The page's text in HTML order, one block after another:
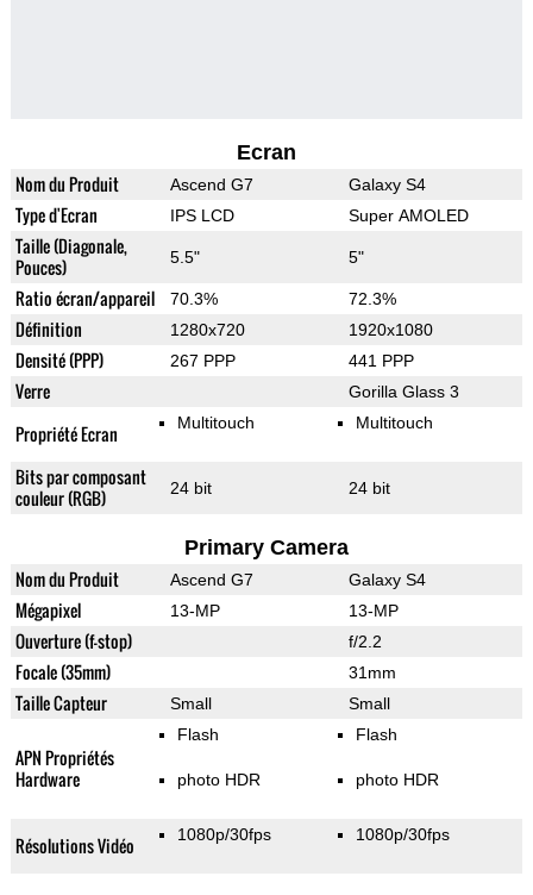
Ecran
Nom du Produit Ascend G7 Galaxy S4
Type d'Ecran IPS LCD Super AMOLED
Taille (Diagonale,
Pouces)
5.5" 5"
Ratio écran/appareil 70.3% 72.3%
Définition 1280x720 1920x1080
Densité (PPP) 267 PPP 441 PPP
Verre Gorilla Glass 3
Propriété Ecran Multitouch Multitouch
Bits par composant
couleur (RGB)
24 bit 24 bit
Primary Camera
Nom du Produit Ascend G7 Galaxy S4
Mégapixel 13-MP 13-MP
Ouverture (f-stop) f/2.2
Focale (35mm) 31mm
Taille Capteur Small Small
APN Propriétés
Hardware
Flash
photo HDR
Flash
photo HDR
Résolutions Vidéo 1080p/30fps 1080p/30fps